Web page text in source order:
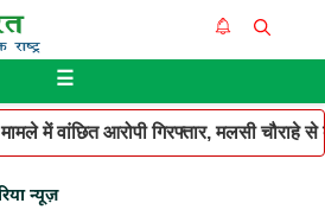
☰
में वांछित आरोपी गिरफ्तार, मलसी चौराहे
न्यूज़